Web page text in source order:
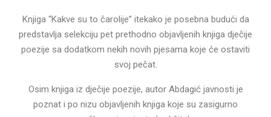
Knjiga “Kakve su to čarolije” itekako je posebna budući da
predstavlja selekciju pet prethodno objavljenih knjiga dječije
poezije sa dodatkom nekih novih pjesama koje će ostaviti
svoj pečat.
Osim knjiga iz dječije poezije, autor Abdagić javnosti je
poznat i po nizu objavljenih knjiga koje su zasigurno